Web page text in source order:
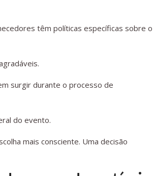
têm políticas específicas sobre o
surgir durante o processo de
do evento.
mais consciente. Uma decisão